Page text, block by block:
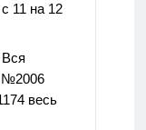
11 на 12
Вся
№2006
весь